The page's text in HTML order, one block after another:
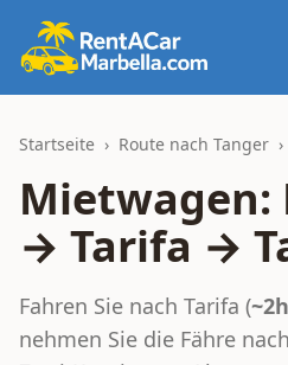
Startseite › Route nach Tanger ›
Mietwagen:
→ Tarifa →
Fahren Sie nach Tarifa (~2h
nehmen Sie die Fähre